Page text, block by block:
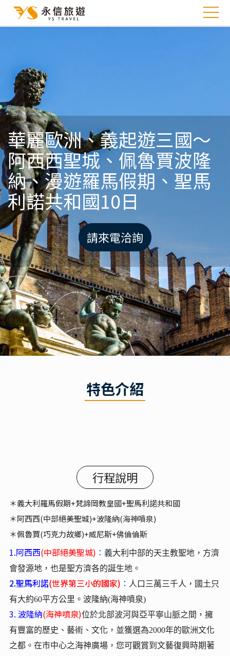
華麗歐洲、義起遊三國～
阿西西聖城、佩魯賈波隆
納、漫遊羅馬假期、聖馬
利諾共和國10日
請來電洽詢
特色介紹
行程說明
＊義大利羅馬假期+梵諦岡教皇國+聖馬利諾共和國
＊阿西西(中部絕美聖城)+波隆納(海神噴泉)
＊佩魯賈(巧克力故鄉)+威尼斯+佛倫倫斯
1.阿西西(中部絕美聖城) ： 義大利中部的天主教聖地，方濟
會發源地，也是聖方濟各的誕生地。
2.聖馬利諾(世界第三小的國家) ： 人口三萬三千人，國土只
有大約60平方公里。波隆納(海神噴泉)
3. 波隆納(海神噴泉)位於北部波河與亞平寧山脈之間，擁
有豐富的歷史、藝術、文化，並獲選為2000年的歐洲文化
之都。在市中心之海神廣場，您可觀賞到文藝復興時期著